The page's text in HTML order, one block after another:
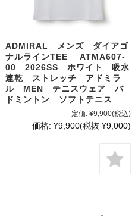
ADMIRAL メンズ ダイアゴ
ナルラインTEE ATMA607-
00 2026SS ホワイト 吸水
速乾 ストレッチ アドミラ
ル MEN テニスウェア バ
ドミントン ソフトテニス
定価: ¥9,900(税込)
価格: ¥9,900(税抜 ¥9,000)